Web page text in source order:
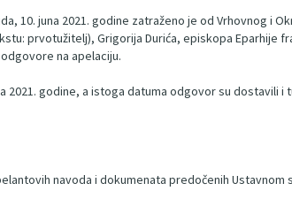
10. juna 2021. godine zatraženo je od Vrhovnog
prvotužitelj), Grigorija Durića, episkopa Eparhije
na apelaciju.
2021. godine, a istoga datuma odgovor su dostavili
navoda i dokumenata predočenih Ustavnom